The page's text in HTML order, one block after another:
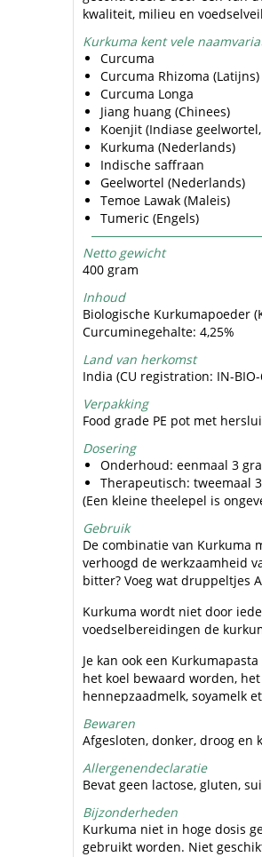
kwaliteit, milieu en
Kurkuma kent vele
Curcuma
Curcuma Rhizoma (Latijns)
Curcuma Longa
Jiang huang (Chinees)
Koenjit (Indiase
Kurkuma (Nederlands)
Indische saffraan
Geelwortel (Nederlands)
Temoe Lawak (Maleis)
Tumeric (Engels)
Netto gewicht
400 gram
Inhoud
Biologische Kurkumapoeder
Curcuminegehalte: 4,25%
Land van herkomst
India (CU registration: IN-
Verpakking
Food grade PE pot met
Dosering
Onderhoud: eenmaal 3
Therapeutisch: tweemaal
(Een kleine theelepel is
Gebruik
De combinatie van Kurkuma
verhoogd de werkzaamheid
bitter? Voeg wat druppeltjes
Kurkuma wordt niet door
voedselbereidingen de
Je kan ook een
het koel bewaard worden,
hennepzaadmelk, soyamelk
Bewaren
Afgesloten, donker, droog en
Allergenendeclaratie
Bevat geen lactose, gluten,
Bijzonderheden
Kurkuma niet in hoge dosis
gebruikt worden. Niet